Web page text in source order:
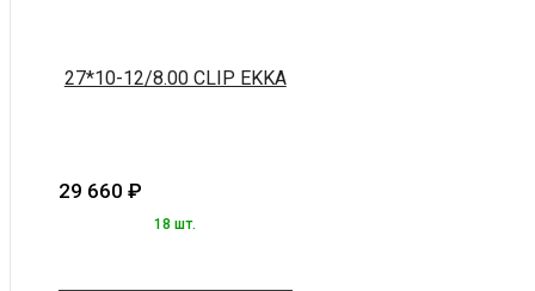
27*10-12/8.00 CLIP EKKA
29 660 ₽
18 шт.